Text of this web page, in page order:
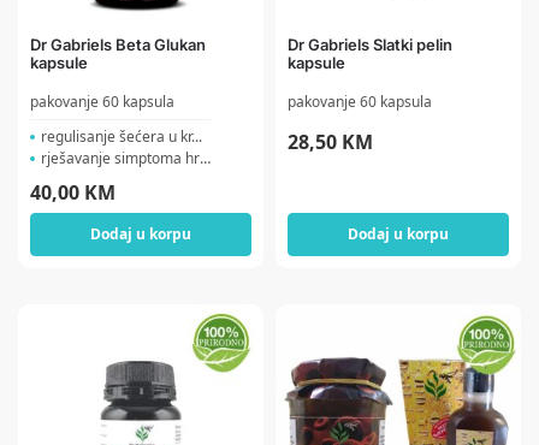
Dr Gabriels Beta Glukan
kapsule
pakovanje 60 kapsula
regulisanje šećera u kr...
rješavanje simptoma hron...
40,00 KM
Dodaj u korpu
Dr Gabriels Slatki pelin
kapsule
pakovanje 60 kapsula
28,50 KM
Dodaj u korpu